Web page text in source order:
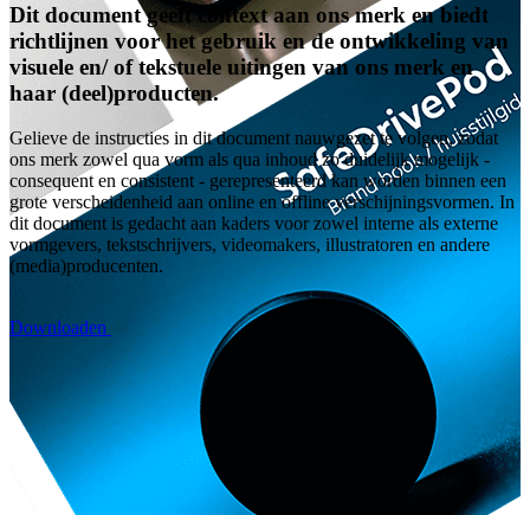
Dit document geeft context aan ons merk en biedt
richtlijnen voor het gebruik en de ontwikkeling van
visuele en/ of tekstuele uitingen van ons merk en
haar (deel)producten.
Gelieve de instructies in dit document nauwgezet te volgen, zodat
ons merk zowel qua vorm als qua inhoud zo duidelijk mogelijk -
consequent en consistent - gerepresenteerd kan worden binnen een
grote verscheidenheid aan online en offline verschijningsvormen. In
dit document is gedacht aan kaders voor zowel interne als externe
vormgevers, tekstschrijvers, videomakers, illustratoren en andere
(media)producenten.
Downloaden